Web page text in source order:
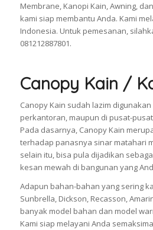
Membrane, Kanopi Kain, Awning,
kami siap membantu Anda. Kami
Indonesia. Untuk pemesanan,
081212887801.
Canopy Kain /
Canopy Kain sudah lazim
perkantoran, maupun di pusat-
Pada dasarnya, Canopy Kain
terhadap panasnya sinar matahari
selain itu, bisa pula dijadikan
kesan mewah di bangunan yang
Adapun bahan-bahan yang sering
Sunbrella, Dickson, Recasson,
banyak model bahan dan model
Kami siap melayani Anda